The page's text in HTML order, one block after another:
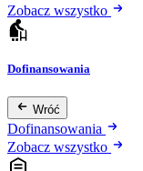
Zobacz wszystko
Dofinansowania
Wróć
Dofinansowania
Zobacz wszystko